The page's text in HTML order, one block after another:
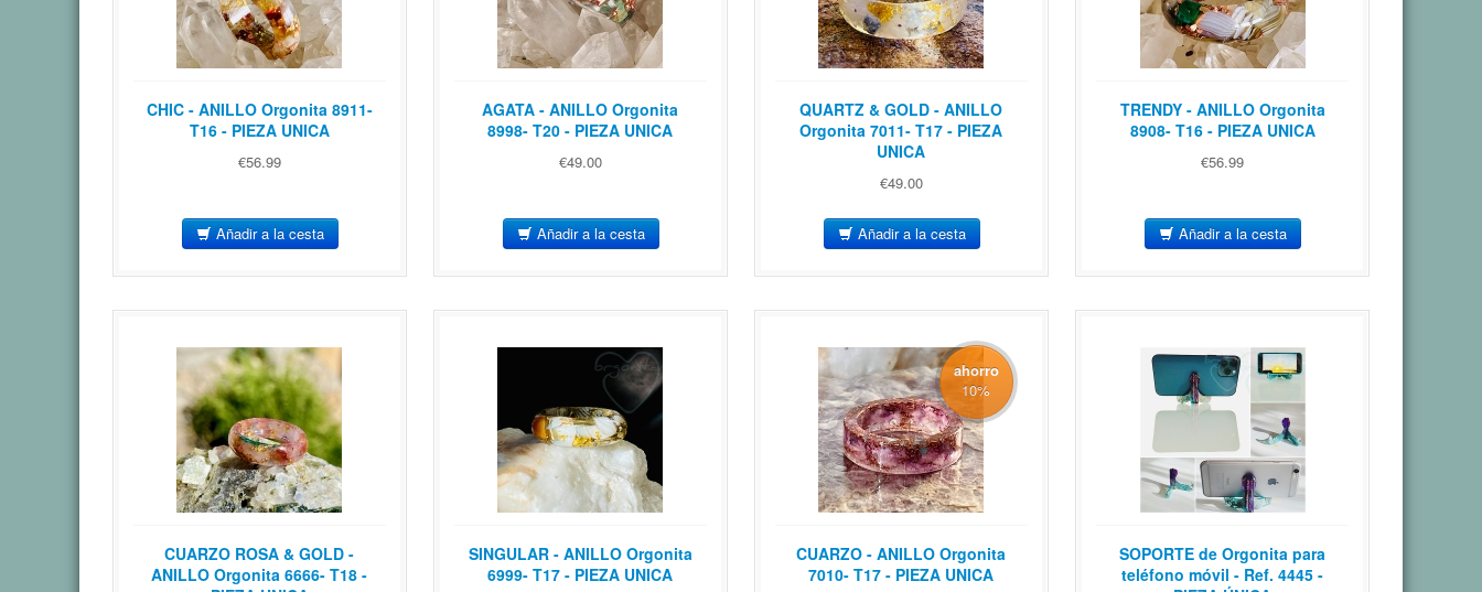
CHIC - ANILLO Orgonita 8911-
T16 - PIEZA UNICA
€56.99
Añadir a la cesta
AGATA - ANILLO Orgonita
8998- T20 - PIEZA UNICA
€49.00
Añadir a la cesta
QUARTZ & GOLD - ANILLO
Orgonita 7011- T17 - PIEZA
UNICA
€49.00
Añadir a la cesta
TRENDY - ANILLO Orgonita
8908- T16 - PIEZA UNICA
€56.99
Añadir a la cesta
CUARZO ROSA & GOLD -
ANILLO Orgonita 6666- T18 -
SINGULAR - ANILLO Orgonita
6999- T17 - PIEZA UNICA
CUARZO - ANILLO Orgonita
7010- T17 - PIEZA UNICA
ahorro
10%
SOPORTE de Orgonita para
teléfono móvil - Ref. 4445 -